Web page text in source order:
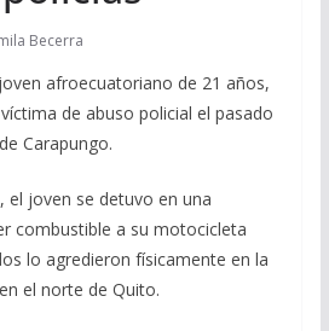
Becerra
afroecuatoriano de 21 años,
de abuso policial el pasado
Carapungo.
el joven se detuvo en una
combustible a su motocicleta
lo agredieron físicamente en la
el norte de Quito.